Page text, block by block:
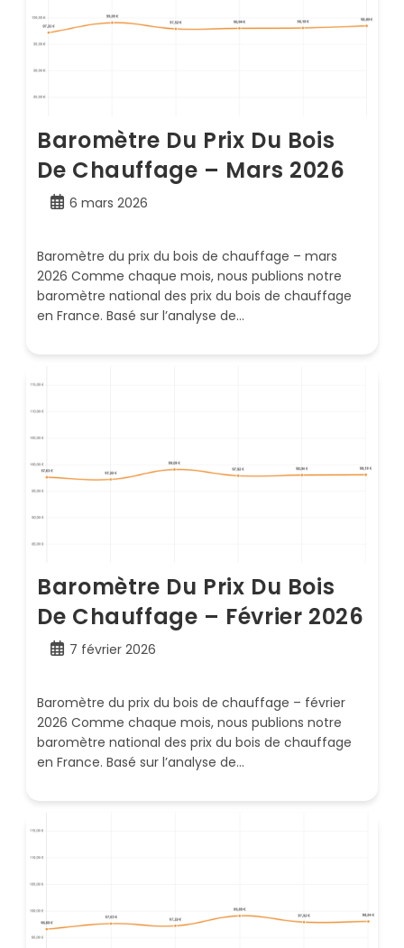
Baromètre Du Prix Du Bois
De Chauffage – Mars 2026
Publication
6 mars 2026
Baromètre du prix du bois de chauffage – mars
2026 Comme chaque mois, nous publions notre
baromètre national des prix du bois de chauffage
en France. Basé sur l’analyse de…
Baromètre Du Prix Du Bois
De Chauffage – Février 2026
Publication
7 février 2026
Baromètre du prix du bois de chauffage – février
2026 Comme chaque mois, nous publions notre
baromètre national des prix du bois de chauffage
en France. Basé sur l’analyse de…